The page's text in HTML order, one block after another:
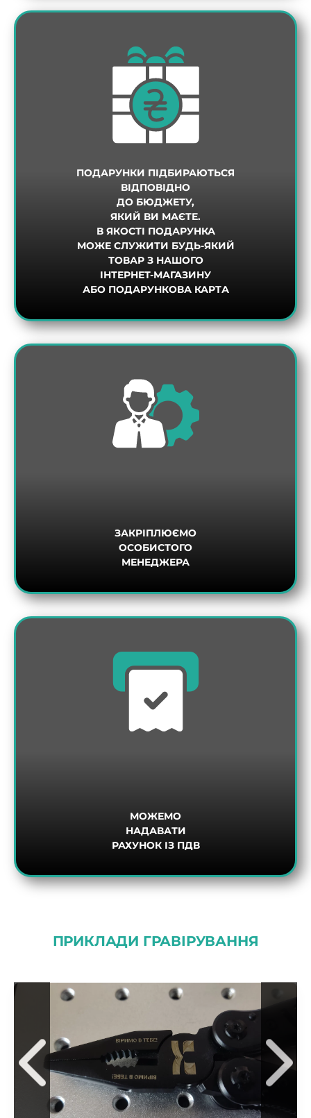
ПОДАРУНКИ ПІДБИРАЮТЬСЯ
ВІДПОВІДНО
ДО БЮДЖЕТУ,
ЯКИЙ ВИ МАЄТЕ.
В ЯКОСТІ ПОДАРУНКА
МОЖЕ СЛУЖИТИ БУДЬ-ЯКИЙ
ТОВАР З НАШОГО
ІНТЕРНЕТ-МАГАЗИНУ
АБО ПОДАРУНКОВА КАРТА
ЗАКРІПЛЮЄМО
ОСОБИСТОГО
МЕНЕДЖЕРА
МОЖЕМО
НАДАВАТИ
РАХУНОК ІЗ ПДВ
ПРИКЛАДИ ГРАВІРУВАННЯ
ТАК НІ